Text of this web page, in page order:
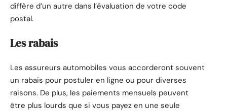
diffère d’un autre dans l’évaluation de votre code
postal.
Les rabais
Les assureurs automobiles vous accorderont souvent
un rabais pour postuler en ligne ou pour diverses
raisons. De plus, les paiements mensuels peuvent
être plus lourds que si vous payez en une seule